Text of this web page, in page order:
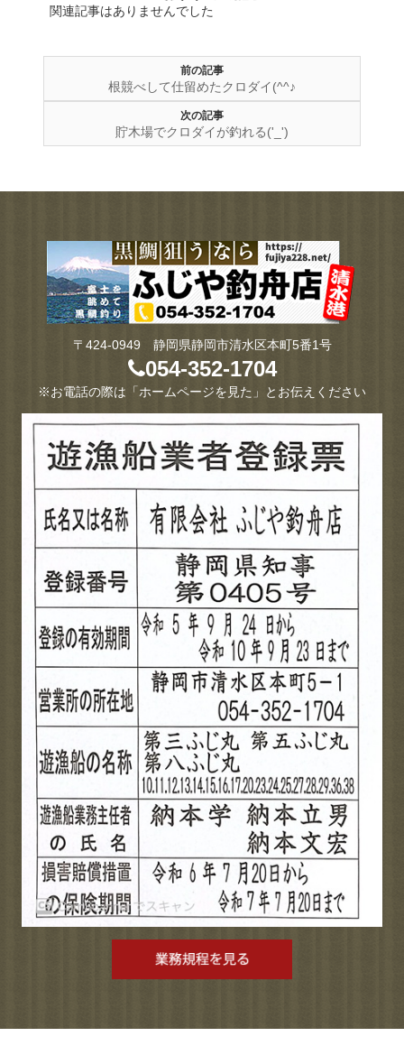
関連記事はありませんでした
前の記事
根競べして仕留めたクロダイ(^^♪
次の記事
貯木場でクロダイが釣れる('_')
〒424-0949 静岡県静岡市清水区本町5番1号
054-352-1704
※お電話の際は「ホームページを見た」とお伝えください